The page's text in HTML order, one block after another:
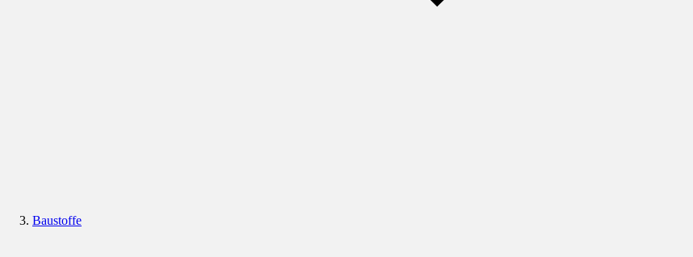
Baustoffe